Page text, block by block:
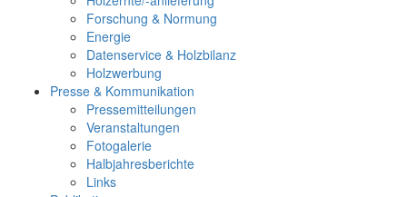
Forschung & Normung
Energie
Datenservice & Holzbilanz
Holzwerbung
Presse & Kommunikation
Pressemitteilungen
Veranstaltungen
Fotogalerie
Halbjahresberichte
Links